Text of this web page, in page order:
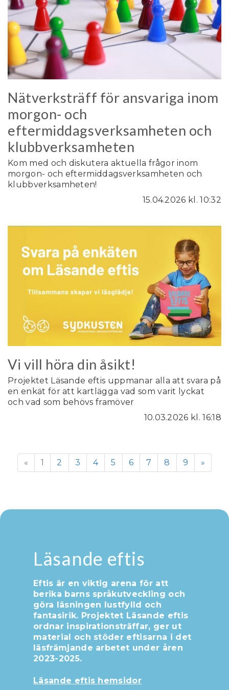
Nätverksträff för ansvariga inom
morgon- och
eftermiddagsverksamheten och
klubbverksamheten
Kom med och diskutera aktuella frågor inom
morgon- och eftermiddagsverksamheten och
klubbverksamheten!
15.04.2026 kl. 10:32
Vi vill höra din åsikt!
Projektet Läsande eftis uppmanar alla att svara på
en enkät för att kartlägga vad som varit lyckat
och vad som behövs framöver
10.03.2026 kl. 16:18
« 1 2 3 4 5 6 7 8 9 »
Läsande eftis
Eftis är en viktig arena för att
berika barns språkutveckling och
göra läsningen lustfylld och
fantasirik. Projektet Läsande eftis
ordnar inspirationsträffar, ger ut
material och stöder eftisarna i det
läsfrämjande arbetet under åren
2023-2025.
Läsande eftis hemsidor